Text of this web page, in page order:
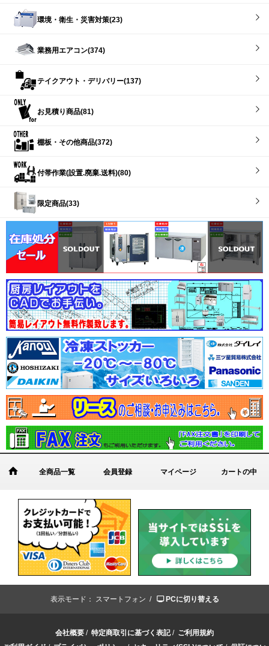
環境・衛生・災害対策(23)
業務用エアコン(374)
テイクアウト・デリバリー(137)
お見積り商品(81)
棚板・その他商品(372)
付帯作業(設置.廃棄.送料)(80)
限定商品(33)
全商品一覧 会員登録 マイページ カートの中
表示モード： スマートフォン / PCに切り替える
会社概要 / 特定商取引に基づく表記/ ご利用規約